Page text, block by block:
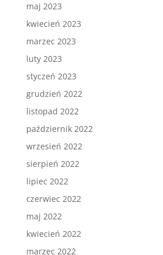
maj 2023
kwiecień 2023
marzec 2023
luty 2023
styczeń 2023
grudzień 2022
listopad 2022
październik 2022
wrzesień 2022
sierpień 2022
lipiec 2022
czerwiec 2022
maj 2022
kwiecień 2022
marzec 2022